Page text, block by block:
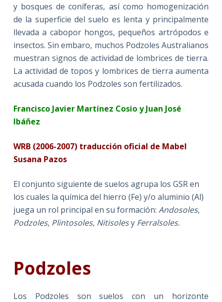
y bosques de coníferas, así como homogenización
de la superficie del suelo es lenta y principalmente
llevada a cabopor hongos, pequeños artrópodos e
insectos. Sin embaro, muchos Podzoles Australianos
muestran signos de actividad de lombrices de tierra.
La actividad de topos y lombrices de tierra aumenta
acusada cuando los Podzoles son fertilizados.
Francisco Javier Martínez Cosio y Juan José
Ibáñez
WRB (2006-2007) traducción oficial de Mabel
Susana Pazos
El conjunto siguiente de suelos agrupa los GSR en
los cuales la química del hierro (Fe) y/o aluminio (Al)
juega un rol principal en su formación: Andosoles,
Podzoles, Plintosoles, NitisolesyFerralsoles.
Podzoles
Los Podzoles son suelos con un horizonte